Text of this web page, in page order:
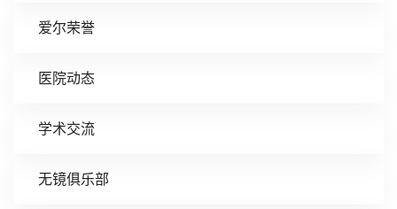
爱尔荣誉
医院动态
学术交流
无镜俱乐部